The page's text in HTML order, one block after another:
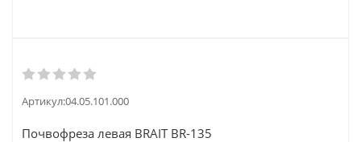
Артикул:04.05.101.000
Почвофреза левая BRAIT BR-135